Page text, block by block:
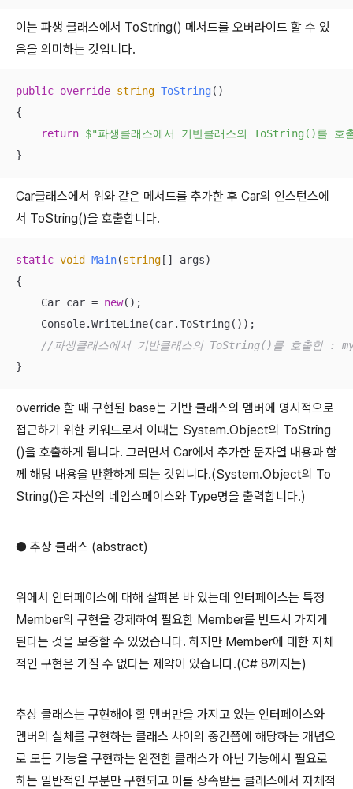
이는 파생 클래스에서 ToString() 메서드를 오버라이드 할 수 있
음을 의미하는 것입니다.
public override string ToString( )
{
return $"파생클래스에서 기반클래스의 ToString()를
}
Car클래스에서 위와 같은 메서드를 추가한 후 Car의 인스턴스에
서 ToString()을 호출합니다.
static void Main(string [] args)
{
    Car car =
new();
    Console.WriteLine(car.ToString());
//파생클래스에서 기반클래스의 ToString()를 호출함 :
}
override 할 때 구현된 base는 기반 클래스의 멤버에 명시적으로
접근하기 위한 키워드로서 이때는 System.Object의 ToString
()을 호출하게 됩니다. 그러면서 Car에서 추가한 문자열 내용과 함
께 해당 내용을 반환하게 되는 것입니다.(System.Object의 To
String()은 자신의 네임스페이스와 Type명을 출력합니다.)
● 추상 클래스 (abstract)
위에서 인터페이스에 대해 살펴본 바 있는데 인터페이스는 특정
Member의 구현을 강제하여 필요한 Member를 반드시 가지게
된다는 것을 보증할 수 있었습니다. 하지만 Member에 대한 자체
적인 구현은 가질 수 없다는 제약이 있습니다.(C# 8까지는)
추상 클래스는 구현해야 할 멤버만을 가지고 있는 인터페이스와
멤버의 실체를 구현하는 클래스 사이의 중간쯤에 해당하는 개념으
로 모든 기능을 구현하는 완전한 클래스가 아닌 기능에서 필요로
하는 일반적인 부분만 구현되고 이를 상속받는 클래스에서 자체적